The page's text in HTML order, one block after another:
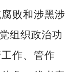
败和涉黑涉
组织政治功
作、管作